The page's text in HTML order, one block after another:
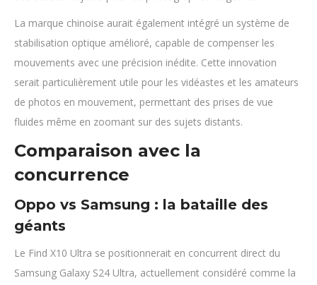
La marque chinoise aurait également intégré un système de
stabilisation optique amélioré, capable de compenser les
mouvements avec une précision inédite. Cette innovation
serait particulièrement utile pour les vidéastes et les amateurs
de photos en mouvement, permettant des prises de vue
fluides même en zoomant sur des sujets distants.
Comparaison avec la
concurrence
Oppo vs Samsung : la bataille des
géants
Le Find X10 Ultra se positionnerait en concurrent direct du
Samsung Galaxy S24 Ultra, actuellement considéré comme la